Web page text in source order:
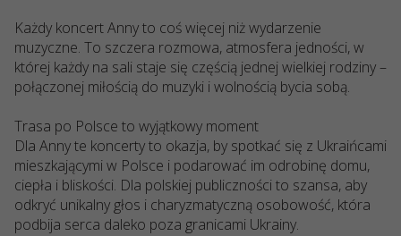
Każdy koncert Anny to coś więcej niż wydarzenie
muzyczne. To szczera rozmowa, atmosfera jedności, w
której każdy na sali staje się częścią jednej wielkiej rodziny –
połączonej miłością do muzyki i wolnością bycia sobą.
Trasa po Polsce to wyjątkowy moment
Dla Anny te koncerty to okazja, by spotkać się z Ukraińcami
mieszkającymi w Polsce i podarować im odrobinę domu,
ciepła i bliskości. Dla polskiej publiczności to szansa, aby
odkryć unikalny głos i charyzmatyczną osobowość, która
podbija serca daleko poza granicami Ukrainy.